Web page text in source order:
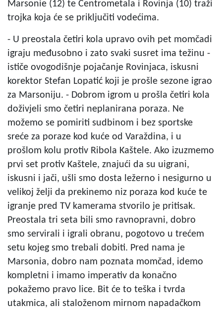
Marsonie (12) te Centrometala i Rovinja (10) traži
trojka koja će se priključiti vodećima.
- U preostala četiri kola upravo ovih pet momčadi
igraju međusobno i zato svaki susret ima težinu -
ističe ovogodišnje pojačanje Rovinjaca, iskusni
korektor Stefan Lopatić koji je prošle sezone igrao
za Marsoniju. - Dobrom igrom u prošla četiri kola
doživjeli smo četiri neplanirana poraza. Ne
možemo se pomiriti sudbinom i bez sportske
sreće za poraze kod kuće od Varaždina, i u
prošlom kolu protiv Ribola Kaštele. Ako izuzmemo
prvi set protiv Kaštele, znajući da su uigrani,
iskusni i jači, ušli smo dosta ležerno i nesigurno u
velikoj želji da prekinemo niz poraza kod kuće te
igranje pred TV kamerama stvorilo je pritisak.
Preostala tri seta bili smo ravnopravni, dobro
smo servirali i igrali obranu, pogotovo u trećem
setu kojeg smo trebali dobiti. Pred nama je
Marsonia, dobro nam poznata momčad, idemo
kompletni i imamo imperativ da konačno
pokažemo pravo lice. Bit će to teška i tvrda
utakmica, ali staloženom mirnom napadačkom